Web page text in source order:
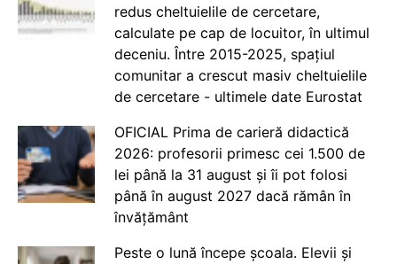
redus cheltuielile de cercetare,
calculate pe cap de locuitor, în ultimul
deceniu. Între 2015-2025, spațiul
comunitar a crescut masiv cheltuielile
de cercetare - ultimele date Eurostat
OFICIAL Prima de carieră didactică
2026: profesorii primesc cei 1.500 de
lei până la 31 august și îi pot folosi
până în august 2027 dacă rămân în
învățământ
Peste o lună începe școala. Elevii și